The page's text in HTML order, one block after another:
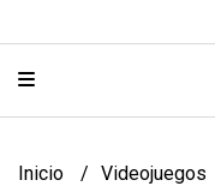
Inicio Videojuegos